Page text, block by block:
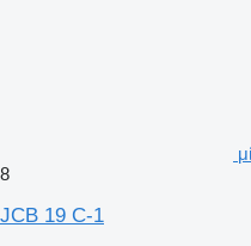
8
JCB 19 C-1